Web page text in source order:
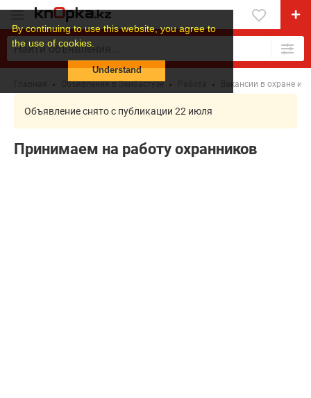
By continuing to use this website, you agree to
the use of cookies.
Understand
Объявления в Экибастузе Вакансии в охране и
Объявление снято с публикации 22 июля
Принимаем на работу охранников